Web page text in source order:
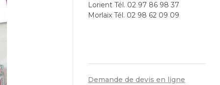
Lorient Tél. 02 97 86 98 37
Morlaix Tél. 02 98 62 09 09
Demande de devis en ligne